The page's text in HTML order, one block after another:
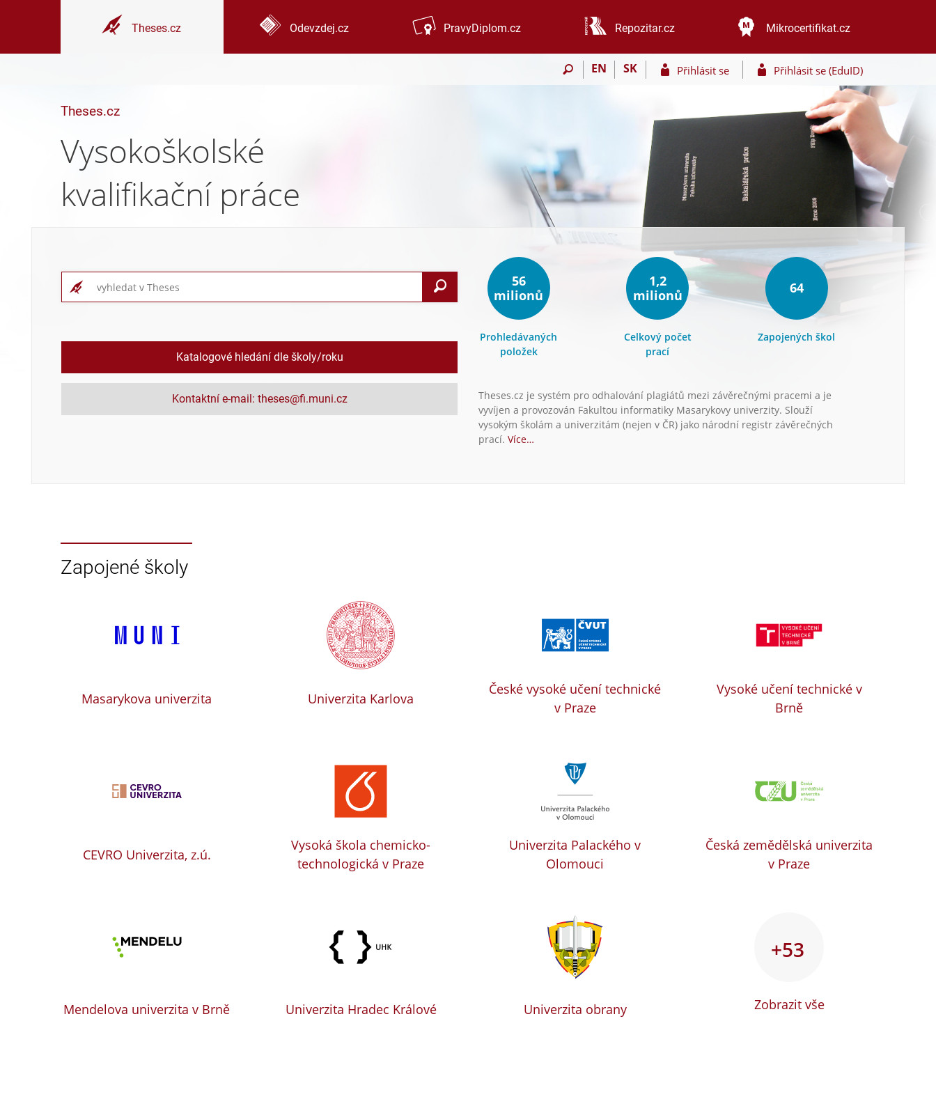
Theses.cz Odevzdej.cz PravyDiplom.cz Repozitar.cz Mikrocertifikat.cz
EN SK Přihlásit se Přihlásit se (EduID)
Theses.cz
Vysokoškolské
kvalifikační práce
Vyhledat
Katalogové hledání dle školy/roku
Kontaktní e-mail: theses@fi.muni.cz
56
milionů
Prohledávaných
položek
1,2
milionů
Celkový počet
prací
64
Zapojených škol
Theses.cz je systém pro odhalování plagiátů mezi závěrečnými pracemi a je
vyvíjen a provozován Fakultou informatiky Masarykovy univerzity. Slouží
vysokým školám a univerzitám (nejen v ČR) jako národní registr závěrečných
prací. Více…
Zapojené školy
Masarykova univerzita Univerzita Karlova
České vysoké učení technické
v Praze
Vysoké učení technické v
Brně
CEVRO Univerzita, z.ú.
Vysoká škola chemicko-
technologická v Praze
Univerzita Palackého v
Olomouci
Česká zemědělská univerzita
v Praze
Mendelova univerzita v Brně Univerzita Hradec Králové Univerzita obrany
+53
Zobrazit vše